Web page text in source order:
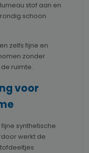
stof aan en
schoon
zelfs fijne en
zonder
ruimte.
voor
synthetische
werkt de